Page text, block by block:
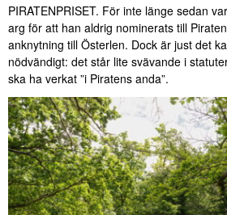
PIRATENPRISET. För inte länge sedan
arg för att han aldrig nominerats till
anknytning till Österlen. Dock är just det
nödvändigt: det står lite svävande i
ska ha verkat ”i Piratens anda”.